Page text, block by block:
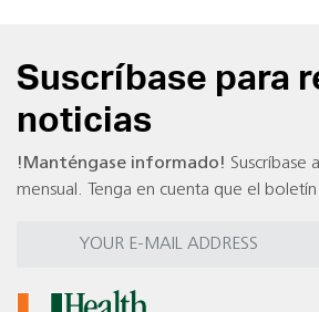
Suscríbase para
noticias
!Manténgase informado! Suscríbase
mensual. Tenga en cuenta que el